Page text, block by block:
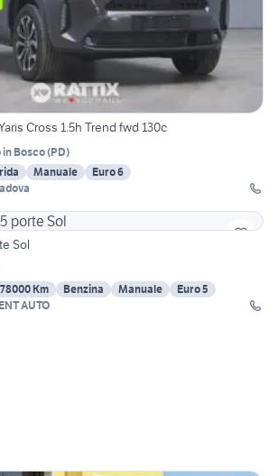
Cross 1.5h Trend fwd 130c
in Bosco(PD)
Manuale
Euro 6
Sol
Km Benzina Manuale
Euro 5
AUTO